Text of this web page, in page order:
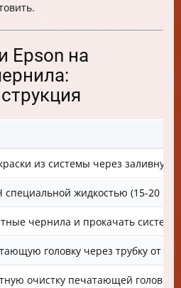
Epson на
из системы через заливную
жидкостью (15-20 мл
чернила и прокачать систему
головку через трубку от
очистку печатающей головки